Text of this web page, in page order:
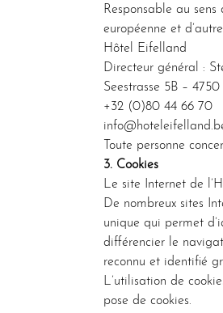
Responsable au
européenne et
Hôtel Eifelland
Directeur général :
Seestrasse 5B –
+32 (0)80 44 66 70
Toute personne
3. Cookies
Le site Internet de
De nombreux sites
unique qui permet
différencier le
reconnu et identifié
L’utilisation de
pose de cookies.